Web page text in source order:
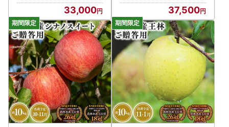
33,000 37,500